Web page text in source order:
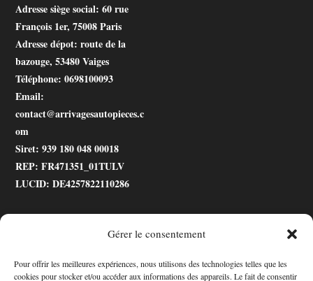
Gérer le consentement
Pour offrir les meilleures expériences, nous utilisons des technologies telles que les
cookies pour stocker et/ou accéder aux informations des appareils. Le fait de consentir
Adresse siège social: 60 rue
François 1er, 75008 Paris
Adresse dépot: route de la
bazouge, 53480 Vaiges
Téléphone: 0698100093
Email:
contact@arrivagesautopieces.c
om
Siret: 939 180 048 00018
REP: FR471351_01TULV
LUCID: DE4257822110286